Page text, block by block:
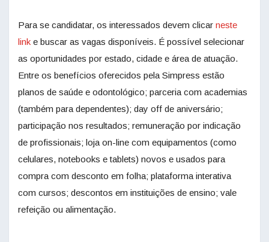
Para se candidatar, os interessados devem clicar neste
link e buscar as vagas disponíveis. É possível selecionar
as oportunidades por estado, cidade e área de atuação.
Entre os benefícios oferecidos pela Simpress estão
planos de saúde e odontológico; parceria com academias
(também para dependentes); day off de aniversário;
participação nos resultados; remuneração por indicação
de profissionais; loja on-line com equipamentos (como
celulares, notebooks e tablets) novos e usados para
compra com desconto em folha; plataforma interativa
com cursos; descontos em instituições de ensino; vale
refeição ou alimentação.